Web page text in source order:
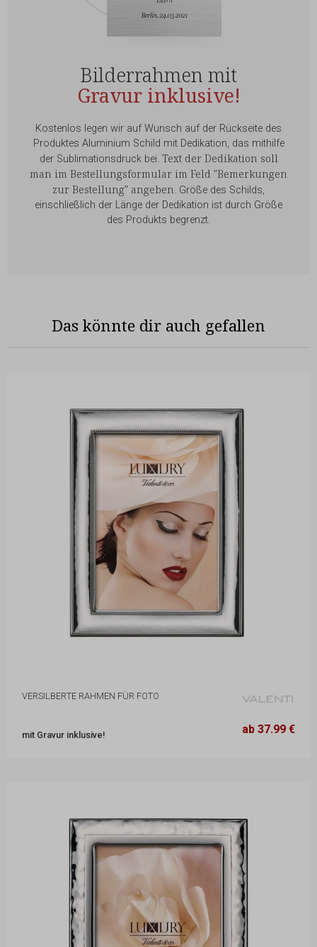
Bilderrahmen mit
Gravur inklusive!
Kostenlos legen wir auf Wunsch auf der Rückseite des
Produktes Aluminium Schild mit Dedikation, das mithilfe
der Sublimationsdruck bei. Text der Dedikation soll
man im Bestellungsformular im Feld "Bemerkungen
zur Bestellung" angeben. Größe des Schilds,
einschließlich der Länge der Dedikation ist durch Größe
des Produkts begrenzt.
Das könnte dir auch gefallen
VERSILBERTE RAHMEN FÜR FOTO
mit Gravur inklusive! ab 37.99 €
13,1 x 17,3 cm
37.99 €